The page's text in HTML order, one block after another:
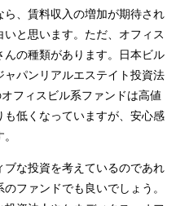
ら、賃料収入の増加が期待され
と思います。ただ、オフィス
んの種類があります。日本ビル
ャパンリアルエステイト投資法
フィスビル系ファンドは高値
も低くなっていますが、安心感
な投資を考えているのであれ
ファンドでも良いでしょう。